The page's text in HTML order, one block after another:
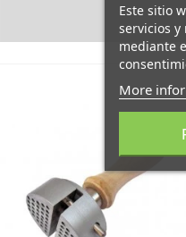
Este sitio
servicios
mediante
More